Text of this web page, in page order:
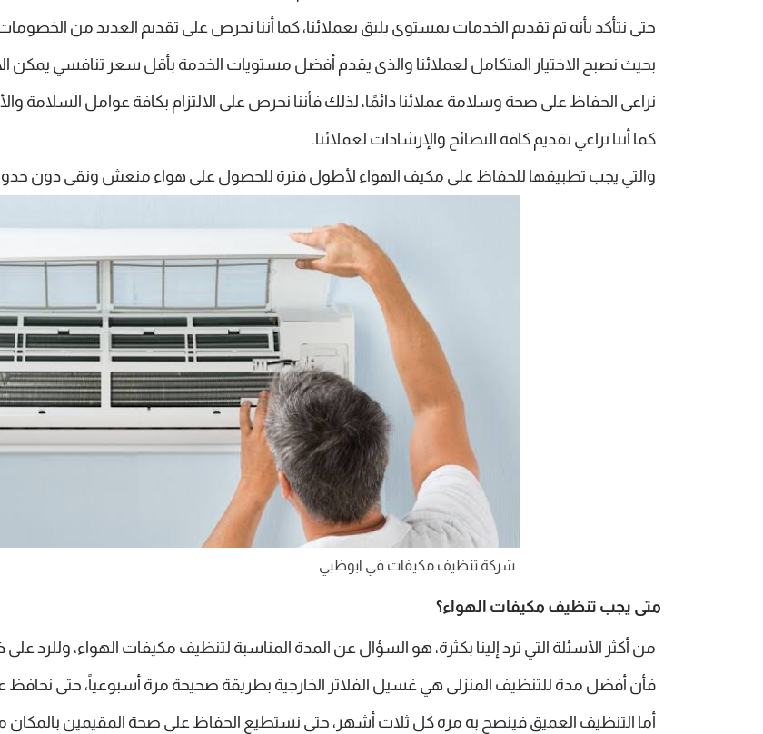
حتى نتأكد بأنه تم تقديم الخدمات بمستوى يليق بعملائنا، كما أننا نحرص على تقديم العديد من
بحيث نصبح الاختيار المتكامل لعملائنا والذى يقدم أفضل مستويات الخدمة بأقل سعر تنافسي يمكن
نراعى الحفاظ على صحة وسلامة عملائنا دائمًا، لذلك فأننا نحرص على الالتزام بكافة عوامل السلامة
كما أننا نراعي تقديم كافة النصائح والإرشادات لعملائنا.
والتي يجب تطبيقها للحفاظ على مكيف الهواء لأطول فترة للحصول على هواء منعش ونقى دون
شركة تنظيف مكيفات في ابوظبي
متى يجب تنظيف مكيفات الهواء؟
من أكثر الأسئلة التي ترد إلينا بكثرة، هو السؤال عن المدة المناسبة لتنظيف مكيفات الهواء، وللرد
فأن أفضل مدة للتنظيف المنزلى هي غسيل الفلاتر الخارجية بطريقة صحيحة مرة أسبوعياً، حتى نحافظ
أما التنظيف العميق فينصح به مره كل ثلاث أشهر، حتى نستطيع الحفاظ على صحة المقيمين